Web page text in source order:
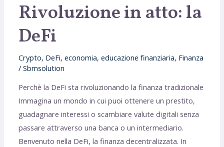
Rivoluzione in atto: la
DeFi
Crypto, DeFi,economia,educazione finanziaria, Finanza
/Sbmsolution
Perchè la DeFi sta rivoluzionando la finanza tradizionale
Immagina un mondo in cui puoi ottenere un prestito,
guadagnare interessi o scambiare valute digitali senza
passare attraverso una banca o un intermediario.
Benvenuto nella DeFi, la finanza decentralizzata. In